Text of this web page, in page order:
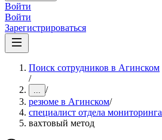
Войти
Войти
Зарегистрироваться
Поиск сотрудников в Агинском
/
... /
резюме в Агинском/
специалист отдела мониторинга
вахтовый метод